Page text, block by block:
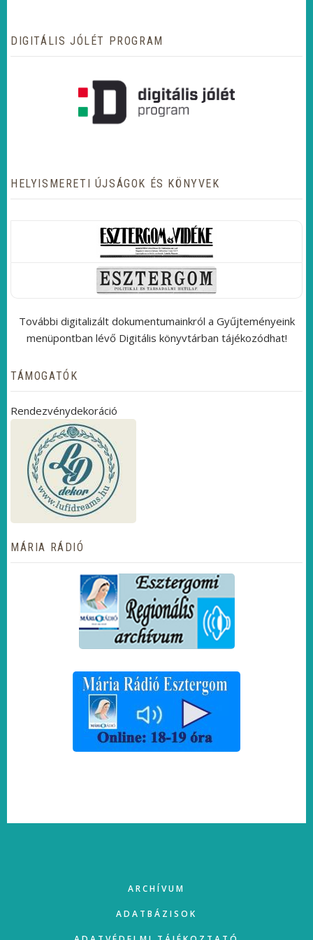
DIGITÁLIS JÓLÉT PROGRAM
HELYISMERETI ÚJSÁGOK ÉS KÖNYVEK
További digitalizált dokumentumainkról a Gyűjteményeink
menüpontban lévő Digitális könyvtárban tájékozódhat!
TÁMOGATÓK
Rendezvénydekoráció
MÁRIA RÁDIÓ
ARCHÍVUM
ADATBÁZISOK